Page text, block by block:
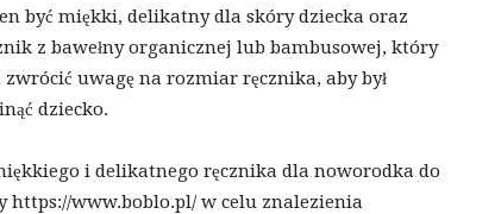
być miękki, delikatny dla skóry dziecka oraz
z bawełny organicznej lub bambusowej, który
uwagę na rozmiar ręcznika, aby był
dziecko.
i delikatnego ręcznika dla noworodka do
https://www.boblo.pl/ w celu znalezienia